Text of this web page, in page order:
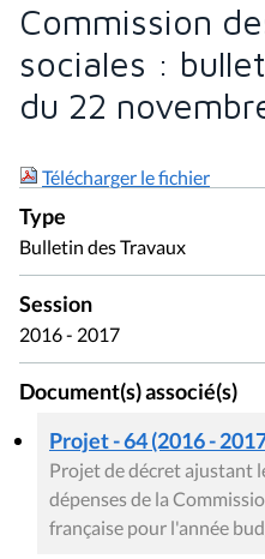
Commission
sociales :
du 22
Télécharger le fichier
Type
Bulletin des Travaux
Session
2016 - 2017
Document(s) associé(s)
Projet - 64 (2016 -
Projet de décret ajustant
dépenses de la
française pour l'année